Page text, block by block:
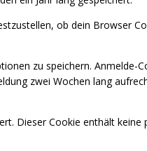
ob dein Browser
zu speichern. Anmelde-
zwei Wochen lang
Dieser Cookie enthält